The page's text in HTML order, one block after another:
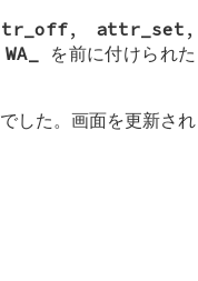
, attr_set ,
WA_ を前に付けられた
した。画面を更新され